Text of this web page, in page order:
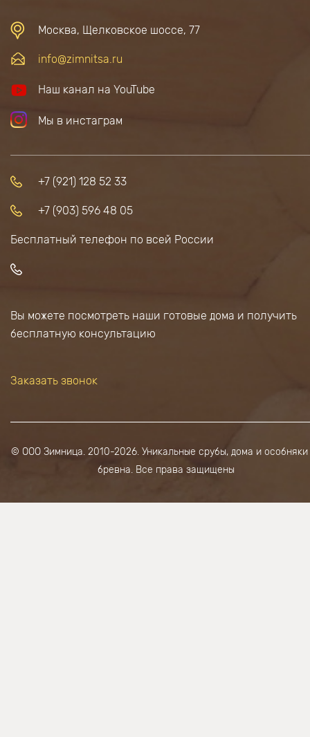
Москва, Щелковское шоссе, 77
info@zimnitsa.ru
Наш канал на YouTube
Мы в инстаграм
+7 (921) 128 52 33
+7 (903) 596 48 05
Бесплатный телефон по всей России
Вы можете посмотреть наши готовые дома и получить
бесплатную консультацию
Заказать звонок
© ООО Зимница. 2010-2026. Уникальные срубы, дома и особняки
бревна. Все права защищены